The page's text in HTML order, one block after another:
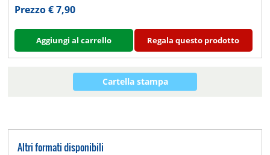
Prezzo € 7,90
Aggiungi al carrello Regala questo prodotto
Cartella stampa
Altri formati disponibili